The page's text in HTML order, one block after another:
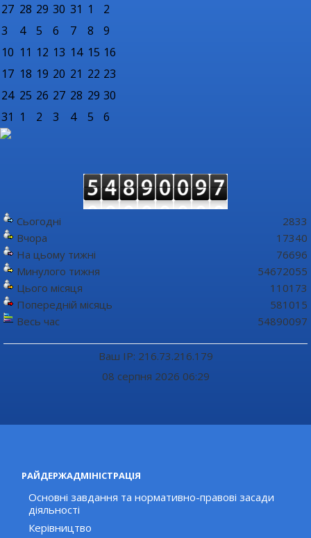
27 28 29 30 31 1
2
3
4 5 6 7 8
9
10 11 12 13 14 15 16
17 18 19 20 21 22 23
24 25 26 27 28 29 30
31 1 2 3 4 5 6
Сьогодні
Вчора
На цьому тижні
Минулого тижня
Цього місяця
Попередній місяць
Весь час
2833
17340
76696
54672055
110173
581015
54890097
Ваш IP: 216.73.216.179
08 серпня 2026 06:29
РАЙДЕРЖАДМІНІСТРАЦІЯ
Основні завдання та нормативно-правові засади
діяльності
Керівництво